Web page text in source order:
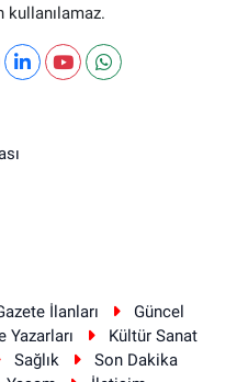
İlanları
Güncel
Yazarları
Kültür Sanat
Sağlık
Son Dakika